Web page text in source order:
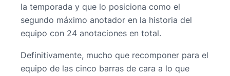
la temporada y que lo posiciona como el
segundo máximo anotador en la historia del
equipo con 24 anotaciones en total.
Definitivamente, mucho que recomponer para el
equipo de las cinco barras de cara a lo que